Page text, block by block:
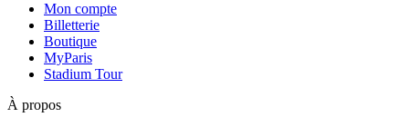
Mon compte
Billetterie
Boutique
MyParis
Stadium Tour
À propos